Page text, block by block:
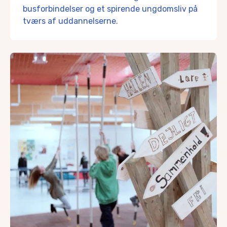
busforbindelser og et spirende ungdomsliv på
tværs af uddannelserne.
Indenfor fødevareområdet er der desuden Estate Kaffe
Arbejder du hjemmefra, er der fibernetadgang i
Alle der bor i Haarby har mulighed for at engagere sig i
Om du er barn eller voksen, der løber rundt i
Og skulle du have lyst til at gøre en forskel for andre,
Er du mere til det aktive liv, så er der et hav af
Du kan læse meget mere om foreningerne her:
http://www.haarby-info.dk/foreninger-oevrige/